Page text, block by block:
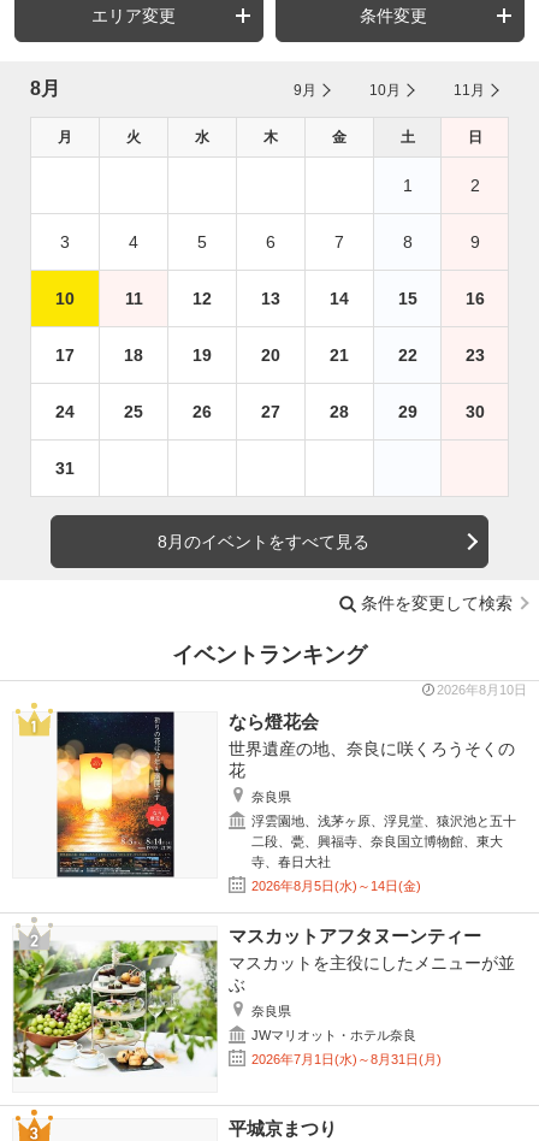
エリア変更 条件変更
8月 9月 10月 11月
月 火 水 木 金 土 日
1 2
3 4 5 6 7 8 9
10 11 12 13 14 15 16
17 18 19 20 21 22 23
24 25 26 27 28 29 30
31
8月のイベントをすべて見る
条件を変更して検索
イベントランキング
2026年8月10日
なら燈花会
世界遺産の地、奈良に咲くろうそくの
花
奈良県
浮雲園地、浅茅ヶ原、浮見堂、猿沢池と五十
二段、甍、興福寺、奈良国立博物館、東大
寺、春日大社
2026年8月5日(水)～14日(金)
マスカットアフタヌーンティー
マスカットを主役にしたメニューが並
ぶ
奈良県
JWマリオット・ホテル奈良
2026年7月1日(水)～8月31日(月)
平城京まつり